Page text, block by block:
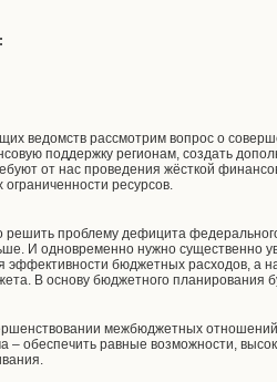
ведомств рассмотрим вопрос о
поддержку регионам, создать
от нас проведения жёсткой
ограниченности ресурсов.
проблему дефицита
И одновременно нужно существенно
бюджетных расходов, а
В основу бюджетного планирования
межбюджетных
обеспечить равные возможности,